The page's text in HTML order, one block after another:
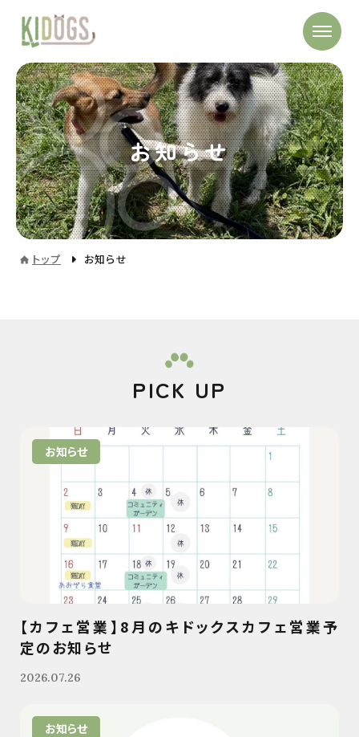
お知らせ
トップ お知らせ
PICK UP
お知らせ
【カフェ営業】8月のキドックスカフェ営業予
定のお知らせ
2026.07.26
お知らせ